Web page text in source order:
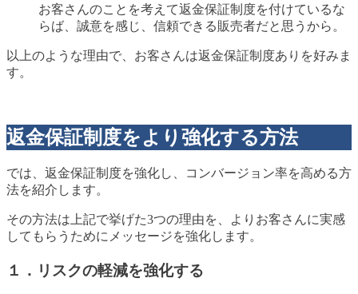
お客さんのことを考えて返金保証制度を付けているな
らば、誠意を感じ、信頼できる販売者だと思うから。
以上のような理由で、お客さんは返金保証制度ありを好みま
す。
返金保証制度をより強化する方法
では、返金保証制度を強化し、コンバージョン率を高める方
法を紹介します。
その方法は上記で挙げた3つの理由を、よりお客さんに実感
してもらうためにメッセージを強化します。
１．リスクの軽減を強化する